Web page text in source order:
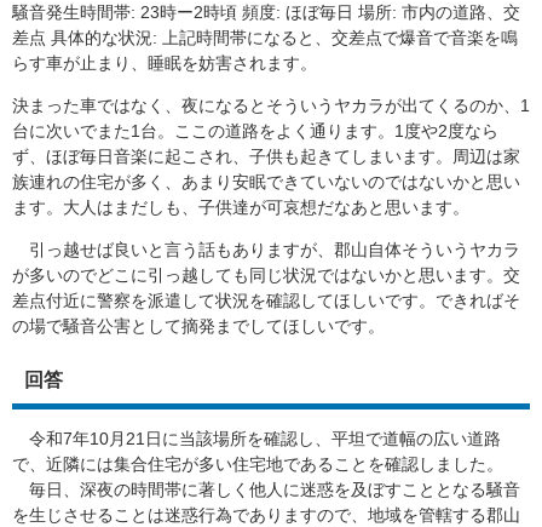
騒音発生時間帯: 23時ー2時頃 頻度: ほぼ毎日 場所: 市内の道路、交
差点 具体的な状況: 上記時間帯になると、交差点で爆音で音楽を鳴
らす車が止まり、睡眠を妨害されます。
決まった車ではなく、夜になるとそういうヤカラが出てくるのか、1
台に次いでまた1台。ここの道路をよく通ります。1度や2度なら
ず、ほぼ毎日音楽に起こされ、子供も起きてしまいます。周辺は家
族連れの住宅が多く、あまり安眠できていないのではないかと思い
ます。大人はまだしも、子供達が可哀想だなあと思います。
引っ越せば良いと言う話もありますが、郡山自体そういうヤカラ
が多いのでどこに引っ越しても同じ状況ではないかと思います。交
差点付近に警察を派遣して状況を確認してほしいです。できればそ
の場で騒音公害として摘発までしてほしいです。
回答
令和7年10月21日に当該場所を確認し、平坦で道幅の広い道路
で、近隣には集合住宅が多い住宅地であることを確認しました。
毎日、深夜の時間帯に著しく他人に迷惑を及ぼすこととなる騒音
を生じさせることは迷惑行為でありますので、地域を管轄する郡山